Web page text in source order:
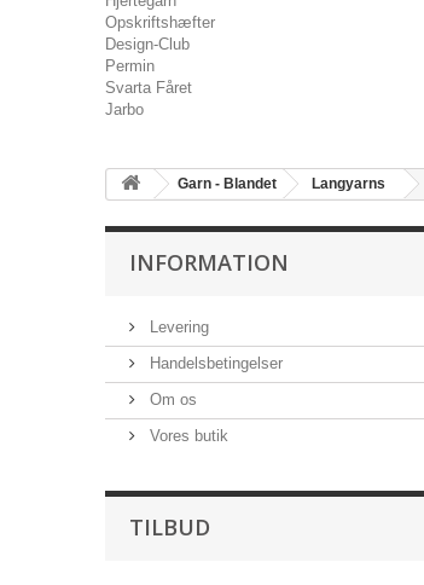
Opskriftshæfter
Design-Club
Permin
Svarta Fåret
Jarbo
Garn - Blandet Langyarns
INFORMATION
Levering
Handelsbetingelser
Om os
Vores butik
TILBUD